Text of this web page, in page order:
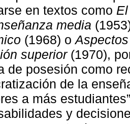
en textos como
media
(1968) o
superior(1970),
de posesión como
de la
a más
y